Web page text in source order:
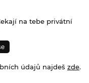
na tebe privátní
údajů najdeš zde.